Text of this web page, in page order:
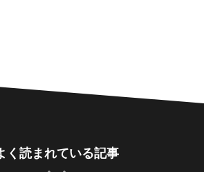
く読まれている記事